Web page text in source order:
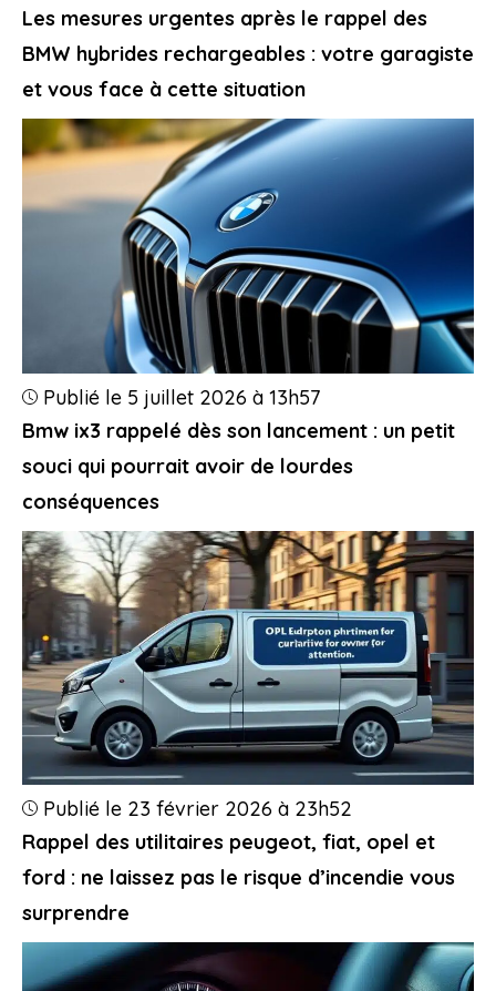
Les mesures urgentes après le rappel des
BMW hybrides rechargeables : votre garagiste
et vous face à cette situation
Bmw ix3 rappelé dès son lancement : un petit
souci qui pourrait avoir de lourdes
conséquences
Publié le 5 juillet 2026 à 13h57
Rappel des utilitaires peugeot, fiat, opel et
ford : ne laissez pas le risque d’incendie vous
surprendre
Publié le 23 février 2026 à 23h52